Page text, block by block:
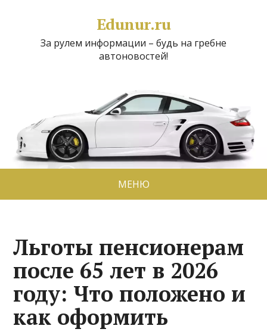
Edunur.ru
За рулем информации – будь на гребне
автоновостей!
МЕНЮ
Льготы пенсионерам
после 65 лет в 2026
году: Что положено и
как оформить